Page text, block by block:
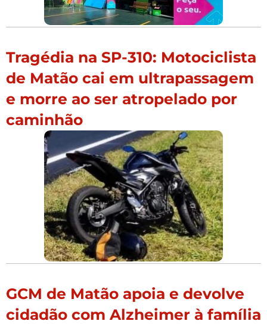
Tragédia na SP-310: Motociclista
de Matão cai em ultrapassagem
e morre ao ser atropelado por
caminhão
GCM de Matão apoia e devolve
cidadão com Alzheimer à família